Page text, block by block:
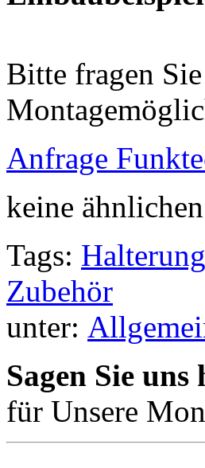
Bitte fragen Sie
Anfrage
keine
Tags: Halterung
Zubehör
unter:
Sagen Sie
für Unsere